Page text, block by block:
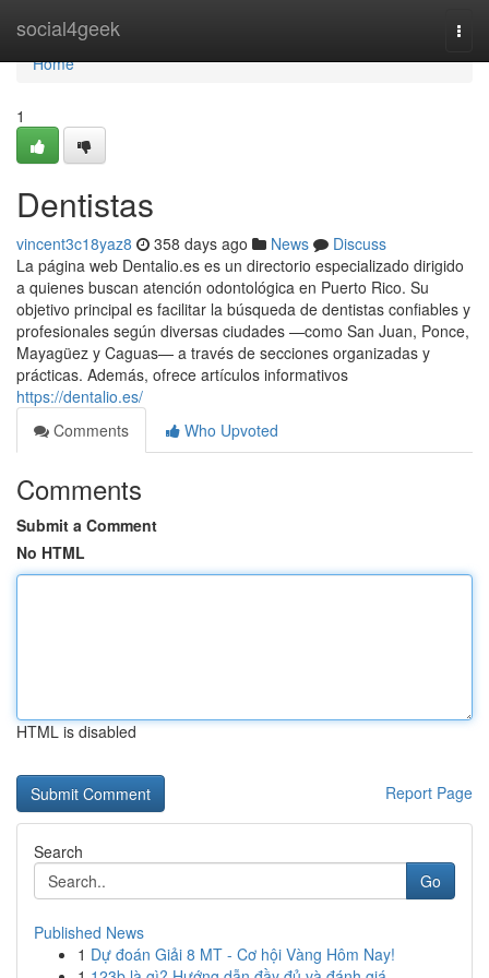
social4geek
Home
Home
1
Dentistas
vincent3c18yaz8 358 days ago News
Discuss
La página web Dentalio.es es un directorio especializado dirigido
a quienes buscan atención odontológica en Puerto Rico. Su
objetivo principal es facilitar la búsqueda de dentistas confiables y
profesionales según diversas ciudades —como San Juan, Ponce,
Mayagüez y Caguas— a través de secciones organizadas y
prácticas. Además, ofrece artículos informativos
https://dentalio.es/
Comments
Who Upvoted
Comments
Submit a Comment
No HTML
HTML is disabled
Report Page
Search
Go
Published News
1 Dự đoán Giải 8 MT - Cơ hội Vàng Hôm Nay!